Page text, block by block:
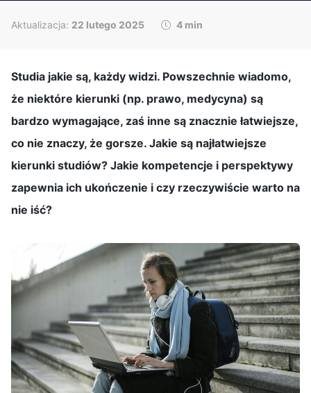
Aktualizacja: 22 lutego 2025 4 min
Studia jakie są, każdy widzi. Powszechnie wiadomo,
że niektóre kierunki (np. prawo, medycyna) są
bardzo wymagające, zaś inne są znacznie łatwiejsze,
co nie znaczy, że gorsze. Jakie są najłatwiejsze
kierunki studiów? Jakie kompetencje i perspektywy
zapewnia ich ukończenie i czy rzeczywiście warto na
nie iść?